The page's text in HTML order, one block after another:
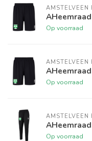
AMSTELVEEN
Op voorraad
AMSTELVEEN
Op voorraad
AMSTELVEEN
Op voorraad